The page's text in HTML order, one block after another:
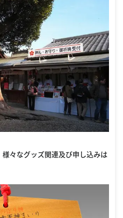
々なグッズ関連及び申し込みは